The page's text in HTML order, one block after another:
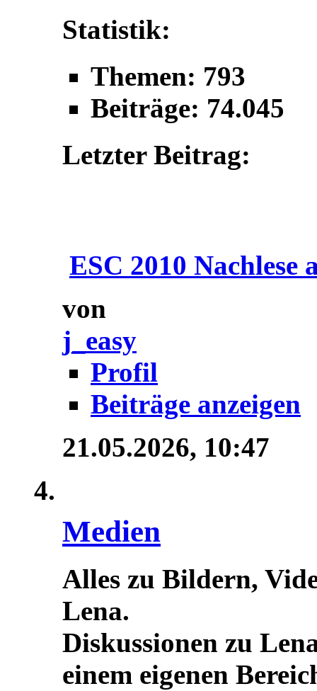
Statistik:
Themen: 793
Beiträge: 74.045
Letzter Beitrag:
ESC 2010 Nachlese
von
j_easy
Profil
Beiträge anzeigen
21.05.2026, 10:47
Medien
Alles zu Bildern,
Lena.
Diskussionen zu
einem eigenen